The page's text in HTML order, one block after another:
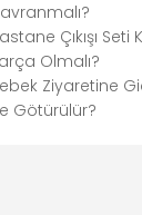
Çıkışı Seti
Olmalı?
Ziyaretine
Götürülür?